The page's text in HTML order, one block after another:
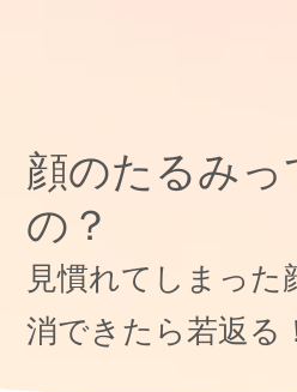
顔のたるみっ
の？
見慣れてしまった
消できたら若返る